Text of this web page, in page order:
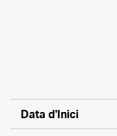
Data d'Inici